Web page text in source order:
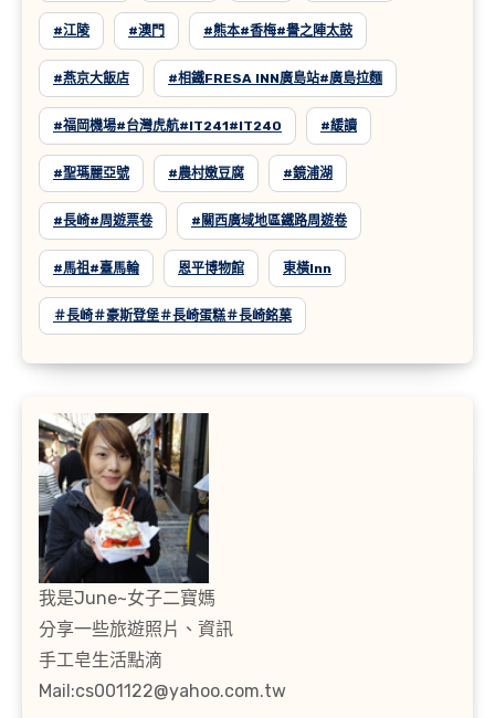
#江陵 #澳門 #熊本#香梅#譽之陣太鼓
#燕京大飯店 #相鐵FRESA INN廣島站#廣島拉麵
#福岡機場#台灣虎航#IT241#IT240 #緩讀
#聖瑪麗亞號 #農村嫩豆腐 #鏡浦湖
#長崎#周遊票卷 #關西廣域地區鐵路周遊卷
#馬祖#臺馬輪 恩平博物館 東橫inn
＃長崎＃豪斯登堡＃長崎蛋糕＃長崎銘菓
我是June~女子二寶媽
分享一些旅遊照片、資訊
手工皂生活點滴
Mail:cs001122@yahoo.com.tw